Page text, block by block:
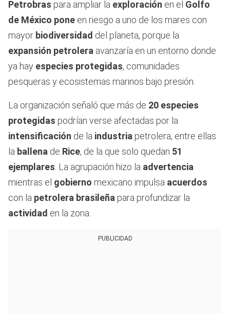
Petrobras para ampliar la exploración en el Golfo
de México pone en riesgo a uno de los mares con
mayor biodiversidad del planeta, porque la
expansión petrolera avanzaría en un entorno donde
ya hay especies protegidas, comunidades
pesqueras y ecosistemas marinos bajo presión.
La organización señaló que más de 20 especies
protegidas podrían verse afectadas por la
intensificación de la industria petrolera, entre ellas
la ballena de Rice, de la que solo quedan 51
ejemplares. La agrupación hizo la advertencia
mientras el gobierno mexicano impulsa acuerdos
con la petrolera brasileña para profundizar la
actividad en la zona.
PUBLICIDAD